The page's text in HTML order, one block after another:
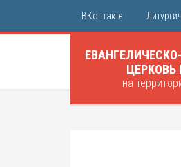
ВКонтакте
ЦЕРКОВЬ
на